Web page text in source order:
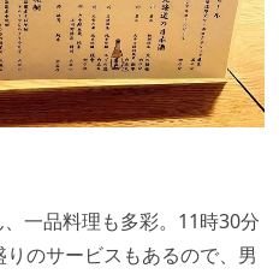
一品料理も多彩。11時30分
のサービスもあるので、男